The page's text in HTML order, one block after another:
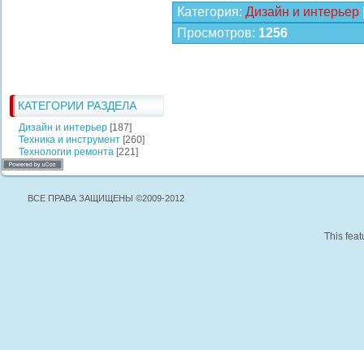
КАТЕГОРИИ РАЗДЕЛА
Дизайн и интерьер [187]
Техника и инструмент [260]
Технологии ремонта [221]
Категория: Дизайн и интерьер
Просмотров: 1256
ВСЕ ПРАВА ЗАЩИЩЕНЫ ©2009-2012
This